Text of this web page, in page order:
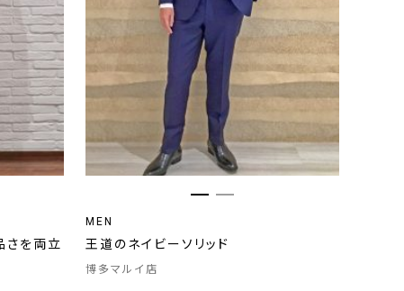
さを両立
MEN
王道のネイビーソリッド
博多マルイ店